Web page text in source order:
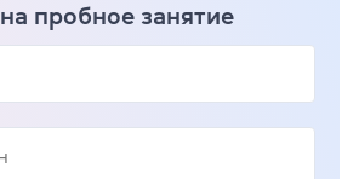
пробное занятие